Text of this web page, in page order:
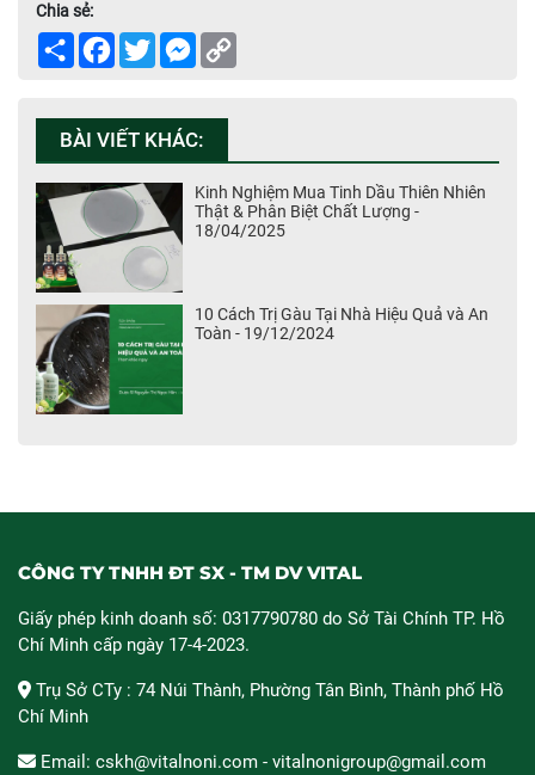
Chia sẻ:
Share Facebook
TwitterMessenger
BÀI VIẾT KHÁC:
Kinh Nghiệm Mua Tinh Dầu Thiên Nhiên
Thật & Phân Biệt Chất Lượng -
18/04/2025
10 Cách Trị Gàu Tại Nhà Hiệu Quả và An
Toàn - 19/12/2024
CÔNG TY TNHH ĐT SX - TM DV VITAL
Giấy phép kinh doanh số: 0317790780 do Sở Tài Chính TP. Hồ
Chí Minh cấp ngày 17-4-2023.
Trụ Sở CTy : 74 Núi Thành, Phường Tân Bình, Thành phố Hồ
Chí Minh
Email: cskh@vitalnoni.com - vitalnonigroup@gmail.com